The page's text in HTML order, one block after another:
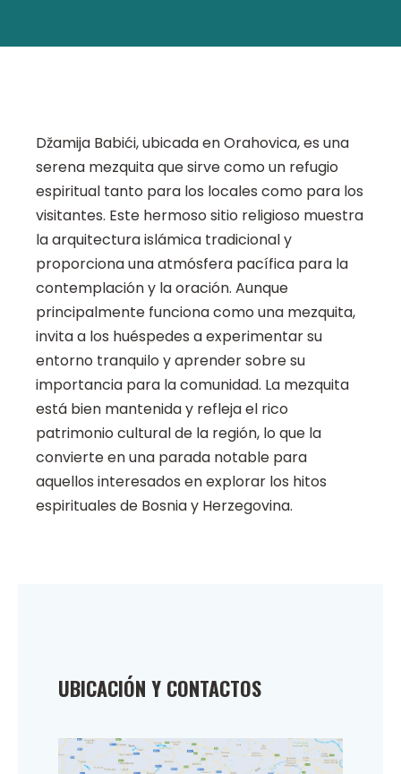
Džamija Babići, ubicada en Orahovica, es una
serena mezquita que sirve como un refugio
espiritual tanto para los locales como para los
visitantes. Este hermoso sitio religioso muestra
la arquitectura islámica tradicional y
proporciona una atmósfera pacífica para la
contemplación y la oración. Aunque
principalmente funciona como una mezquita,
invita a los huéspedes a experimentar su
entorno tranquilo y aprender sobre su
importancia para la comunidad. La mezquita
está bien mantenida y refleja el rico
patrimonio cultural de la región, lo que la
convierte en una parada notable para
aquellos interesados en explorar los hitos
espirituales de Bosnia y Herzegovina.
UBICACIÓN Y CONTACTOS